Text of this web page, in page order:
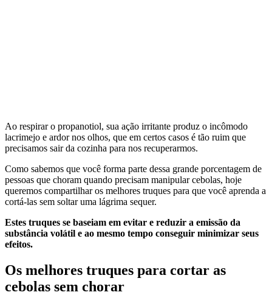
Ao respirar o propanotiol, sua ação irritante produz o incômodo
lacrimejo e ardor nos olhos, que em certos casos é tão ruim que
precisamos sair da cozinha para nos recuperarmos.
Como sabemos que você forma parte dessa grande porcentagem de
pessoas que choram quando precisam manipular cebolas, hoje
queremos compartilhar os melhores truques para que você aprenda a
cortá-las sem soltar uma lágrima sequer.
Estes truques se baseiam em evitar e reduzir a emissão da
substância volátil e ao mesmo tempo conseguir minimizar seus
efeitos.
Os melhores truques para cortar as
cebolas sem chorar